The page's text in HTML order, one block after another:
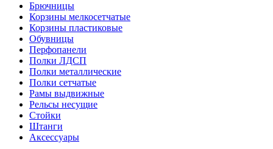
Брючницы
Корзины мелкосетчатые
Корзины пластиковые
Обувницы
Перфопанели
Полки ЛДСП
Полки металлические
Полки сетчатые
Рамы выдвижные
Рельсы несущие
Стойки
Штанги
Аксессуары